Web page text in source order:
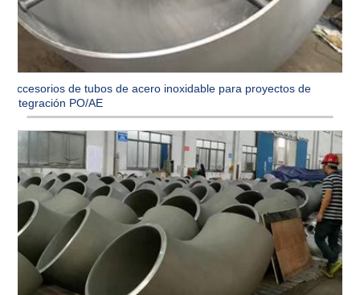
Accesorios de tubos de acero inoxidable para proyectos de
integración PO/AE